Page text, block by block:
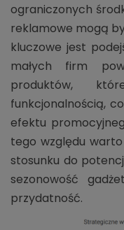
ograniczonych
reklamowe mogą
kluczowe jest
małych firm
produktów,
funkcjonalnością,
efektu
tego względu
stosunku do
sezonowość
przydatność.